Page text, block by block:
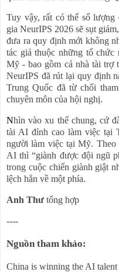
Tuy vậy, rất có thể số lượng
gia NeurIPS 2026 sẽ sụt
đưa ra quy định mới không
tác giả thuộc những tổ chức
Mỹ - bao gồm cả nhà tài trợ
NeurIPS đã rút lại quy định
Trung Quốc đã từ chối
chuyên môn của hội nghị.
Nhìn vào xu thế chung, cứ
tài AI đỉnh cao làm việc tại
người làm việc tại Mỹ. Theo
AI thì “giành được đội ngũ
trong cuộc chiến giành giật
lệch hẳn về một phía.
Anh Thư tổng hợp
----
Nguồn tham khảo:
China is winning the AI talent